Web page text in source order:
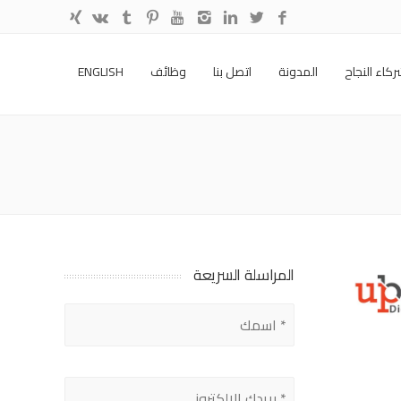
النجاح المدونة اتصل بنا وظائف ENGLISH
المراسلة السريعة